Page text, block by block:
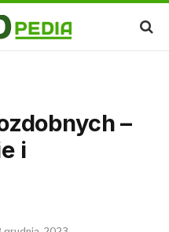
–
i